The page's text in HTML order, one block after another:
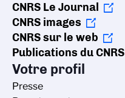
CNRS Le Journal
CNRS images
CNRS sur le web
Publications du CNRS
Votre profil
Presse